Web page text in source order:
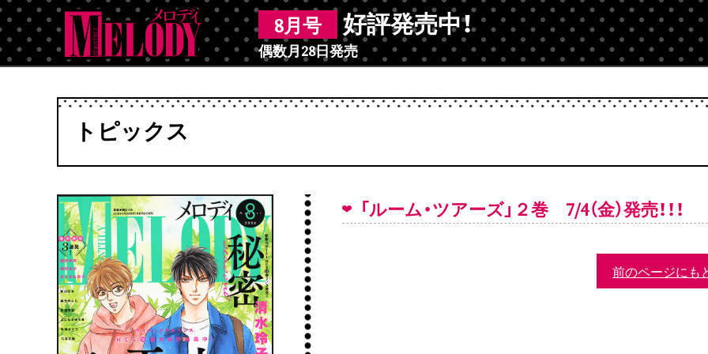
8月号 好評発売中！
偶数月28日発売
トピックス
「ルーム・ツアーズ」２巻 7/4（金）発売！！！
前のページにも